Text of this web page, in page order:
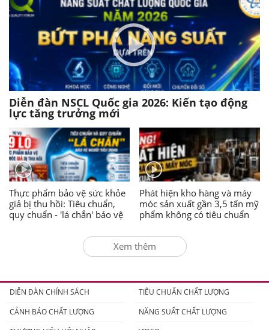
Diễn đàn NSCL Quốc gia 2026: Kiến tạo động
lực tăng trưởng mới
Thực phẩm bảo vệ sức khỏe
giả bị thu hồi: Tiêu chuẩn,
quy chuẩn - 'lá chắn' bảo vệ
Phát hiện kho hàng và máy
móc sản xuất gần 3,5 tấn mỹ
phẩm không có tiêu chuẩn
Xem thêm
DIỄN ĐÀN CHÍNH SÁCH
TIÊU CHUẨN CHẤT LƯỢNG
CẢNH BÁO CHẤT LƯỢNG
NĂNG SUẤT CHẤT LƯỢNG